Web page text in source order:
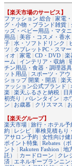
【楽天市場のサービス】
ファッション 総合
家電
グ・小物・ブランド雑貨
ッズ・ベビー用品・マタ
用品
美容・コスメ・香水
子
水・ソフトドリンク
ツ
タブレットPC・スマ
ィオ
家電 CD・DVD 楽
ーム
インテリア・収納
チン用品・食器・調理器具
ット用品
スポーツ・アウ
ショップ 開業・開店
楽
ァッション公式ブランド
楽
楽天ふるさと納税 日
初売り
バレンタイン ホ
ン
お歳暮 クリスマス
【楽天グループ】
楽天市場
旅行・ホテル予
約
レシピ 車検見積もり
アサロン予約
女性向け健
ポイント特集
Rebates（
ント
Rakuten Fashion 地
託）
カードローン クレ
済
エネルギープランニン